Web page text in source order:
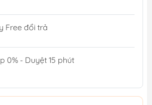
Free đổi trả
0% - Duyệt 15 phút